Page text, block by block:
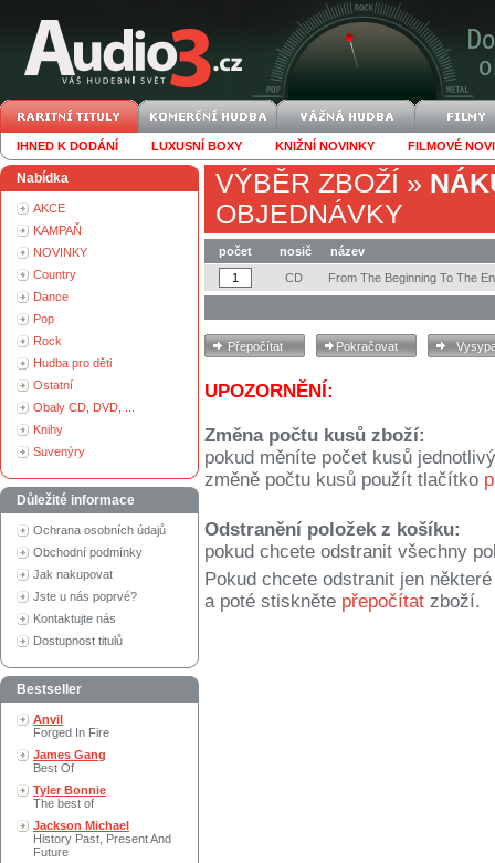
IHNED K DODÁNÍ LUXUSNÍ BOXY KNIŽNÍ NOVINKY FILMOVÉ
Nabídka
AKCE
KAMPAŇ
NOVINKY
Country
Dance
Pop
Rock
Hudba pro děti
Ostatní
Obaly CD, DVD, ...
Knihy
Suvenýry
Důležité informace
Ochrana osobních údajů
Obchodní podmínky
Jak nakupovat
Jste u nás poprvé?
Kontaktujte nás
Dostupnost titulů
Bestseller
Anvil
Forged In Fire
James Gang
Best Of
Tyler Bonnie
The best of
Jackson Michael
History Past, Present And
Future
VÝBĚR ZBOŽÍ »
OBJEDNÁVKY
počet nosič
název
CD
From The Beginning To The
UPOZORNĚNÍ:
Změna počtu kusů zboží:
pokud měníte počet kusů
změně počtu kusů použít tlačítko
Odstranění položek z košíku:
pokud chcete odstranit všechny
Pokud chcete odstranit jen
a poté stiskněte přepočítat zboží.